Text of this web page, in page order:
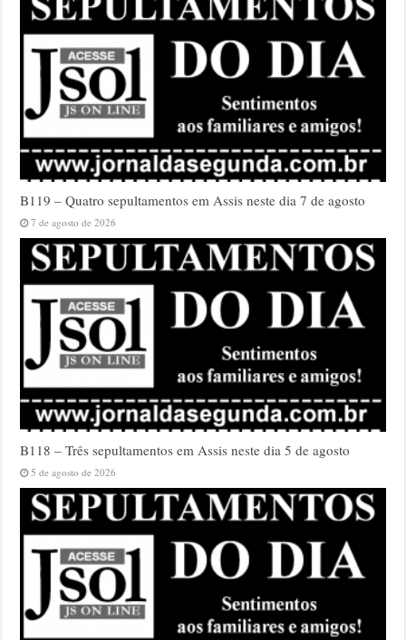
B119 – Quatro sepultamentos em Assis neste dia 7 de agosto
7 de agosto de 2026
B118 – Três sepultamentos em Assis neste dia 5 de agosto
5 de agosto de 2026